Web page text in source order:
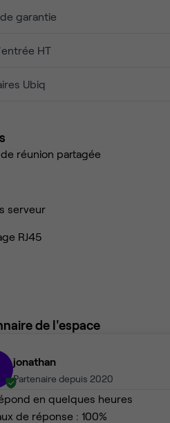
garantie
HT
Ubiq
réunion partagée
serveur
RJ45
de l'espace
jonathan
Partenaire depuis 2020
en quelques heures
de réponse : 100%